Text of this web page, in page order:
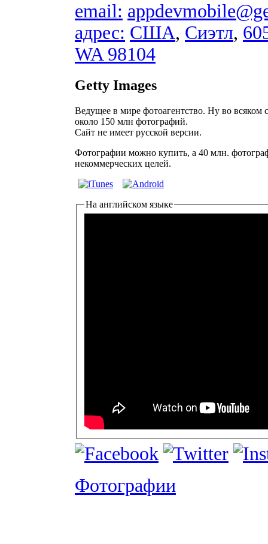
email:
адрес: США, Сиэтл,
WA 98104
Getty Images
Ведущее в мире фотоагентство. Ну во всяком
около 150 млн фотографий.
Сайт не имеет русской версии.
Фотографии можно купить, а 40 млн.
некоммерческих целей.
На английском языке
Фотографии